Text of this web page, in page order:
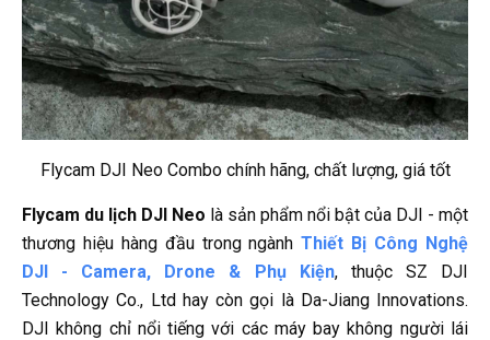
Flycam DJI Neo Combo chính hãng, chất lượng, giá tốt
Flycam du lịch DJI Neo là sản phẩm nổi bật của DJI - một
thương hiệu hàng đầu trong ngànhThiết Bị Công Nghệ
DJI - Camera, Drone & Phụ Kiện, thuộc SZ DJI
Technology Co., Ltd hay còn gọi là Da-Jiang Innovations.
DJI không chỉ nổi tiếng với các máy bay không người lái